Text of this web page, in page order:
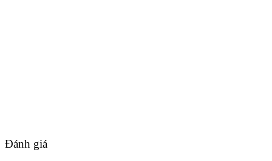
Đánh giá